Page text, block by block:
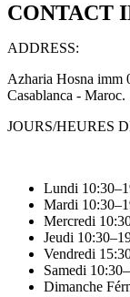
CONTACT
ADDRESS:
Azharia Hosna imm
Casablanca - Maroc.
JOURS/HEURES
Lundi
Mardi
Mercredi
Jeudi
Vendredi
Samedi
Dimanche